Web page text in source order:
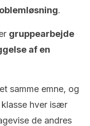
.
gruppearbejde
af en
samme emne, og
klasse hver især
de andres